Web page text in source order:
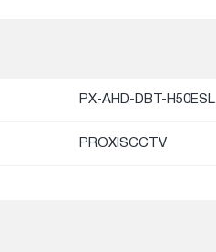
PX-AHD-DBT-H50ESL
PROXISCCTV